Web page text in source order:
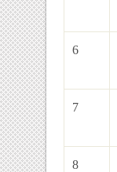
6
7
8